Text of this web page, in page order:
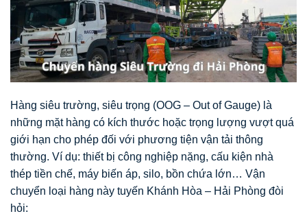
Hàng siêu trường, siêu trọng (OOG – Out of Gauge) là
những mặt hàng có kích thước hoặc trọng lượng vượt quá
giới hạn cho phép đối với phương tiện vận tải thông
thường. Ví dụ: thiết bị công nghiệp nặng, cấu kiện nhà
thép tiền chế, máy biến áp, silo, bồn chứa lớn… Vận
chuyển loại hàng này tuyến Khánh Hòa – Hải Phòng đòi
hỏi: